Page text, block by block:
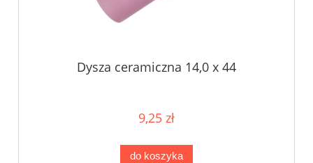
Dysza ceramiczna 14,0 x 44
9,25 zł
do koszyka